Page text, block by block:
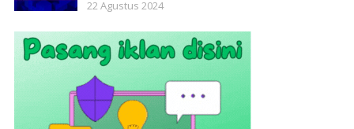
22 Agustus 2024